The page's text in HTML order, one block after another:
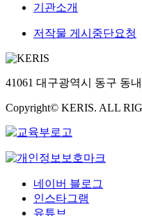
기관소개
저작물 게시중단요청
41061 대구광역시 동구 동
Copyright© KERIS. ALL
네이버 블로그
인스타그램
유튜브